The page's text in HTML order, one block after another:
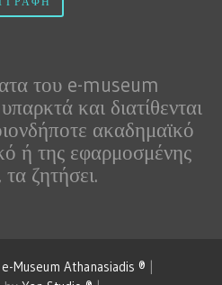
του e-museum
και διατίθενται
ακαδημαϊκό
ή της εφαρμοσμένης
τα ζητήσει.
e-Museum Athanasiadis ® |